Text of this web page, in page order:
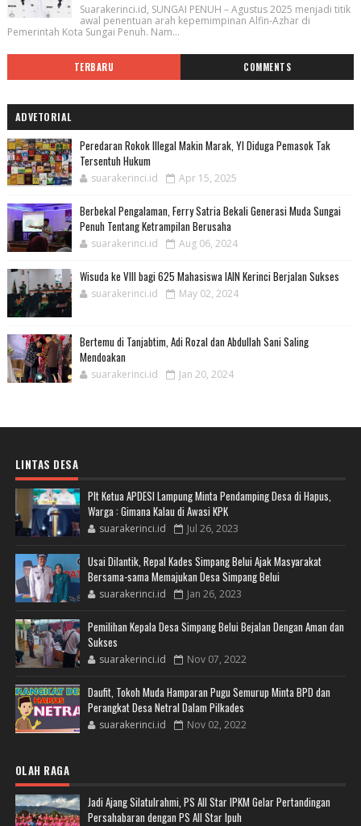
Suarakerinci.id, SUNGAI PENUH – Agustus 2025 menjadi titik
awal penentuan arah kepemimpinan Alfin-Azhar di
Pemerintah Kota Sungai Penuh. Nam...
TERBARU COMMENTS
ADVETORIAL
Peredaran Rokok Illegal Makin Marak, YI Diduga Pemasok Tak
Tersentuh Hukum
suarakerinci.id Apr 15, 2025
Berbekal Pengalaman, Ferry Satria Bekali Generasi Muda Sungai
Penuh Tentang Ketrampilan Berusaha
suarakerinci.id Aug 06, 2024
Wisuda ke VIII bagi 625 Mahasiswa IAIN Kerinci Berjalan Sukses
suarakerinci.id May 02, 2024
Bertemu di Tanjabtim, Adi Rozal dan Abdullah Sani Saling
Mendoakan
suarakerinci.id Jan 20, 2024
LINTAS DESA
Plt Ketua APDESI Lampung Minta Pendamping Desa di Hapus,
Warga : Gimana Kalau di Awasi KPK
suarakerinci.id Jul 26, 2023
Usai Dilantik, Repal Kades Simpang Belui Ajak Masyarakat
Bersama-sama Memajukan Desa Simpang Belui
suarakerinci.id Jan 26, 2023
Pemilihan Kepala Desa Simpang Belui Bejalan Dengan Aman dan
Sukses
suarakerinci.id Nov 07, 2022
Daufit, Tokoh Muda Hamparan Pugu Semurup Minta BPD dan
Perangkat Desa Netral Dalam Pilkades
suarakerinci.id Nov 02, 2022
OLAH RAGA
Jadi Ajang Silatulrahmi, PS All Star IPKM Gelar Pertandingan
Persahabaran dengan PS All Star Ipuh